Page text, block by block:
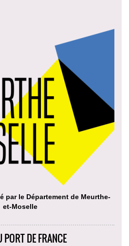
par le Département de Meurthe-
et-Moselle
DE FRANCE